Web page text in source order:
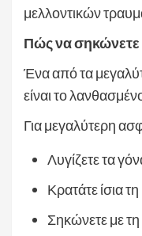
μελλοντικών
Πώς να
Ένα από τα
είναι το
Για μεγαλύτερη
Λυγίζετε τα
Κρατάτε ίσια
Σηκώνετε με